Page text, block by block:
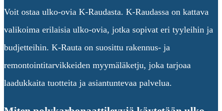
Voit ostaa ulko-ovia K-Raudasta. K-Raudassa on kattava
valikoima erilaisia ulko-ovia, jotka sopivat eri tyyleihin ja
budjetteihin. K-Rauta on suosittu rakennus- ja
remontointitarvikkeiden myymäläketju, joka tarjoaa
laadukkaita tuotteita ja asiantuntevaa palvelua.